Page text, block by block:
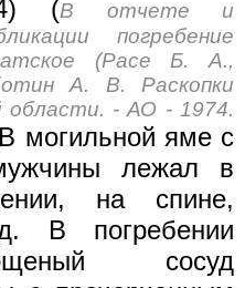
4) (В отчете и
погребение
(Расе Б. А.,
А. В. Раскопки
области. - АО - 1974.
могильной яме с
лежал в
на спине,
В погребении
сосуд